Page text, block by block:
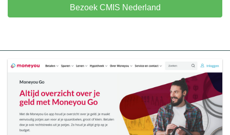
Bezoek CMIS Nederland